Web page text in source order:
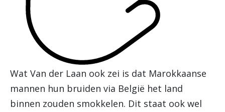
Wat Van der Laan ook zei is dat Marokkaanse
mannen hun bruiden via België het land
binnen zouden smokkelen. Dit staat ook wel